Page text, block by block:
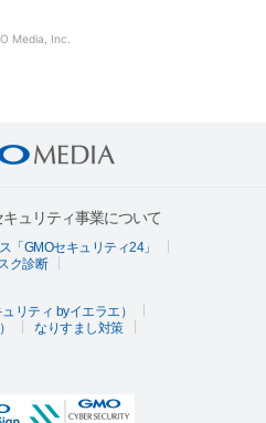
Media, Inc.
ュリティ事業について
「GMOセキュリティ24」
ク診断
リティ byイエラエ）
なりすまし対策